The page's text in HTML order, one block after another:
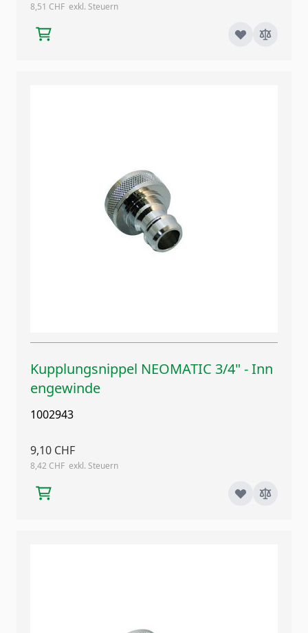
8,51 CHF
Kupplungsnippel NEOMATIC 3/4" - Inn
engewinde
1002943
9,10 CHF
8,42 CHF